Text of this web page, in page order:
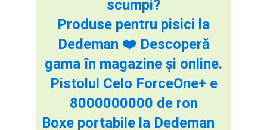
scumpi?
Produse pentru pisici la
Dedeman ❤️ Descoperă
gama în magazine și online.
Pistolul Celo ForceOne+ e
8000000000 de ron
Boxe portabile la Dedeman